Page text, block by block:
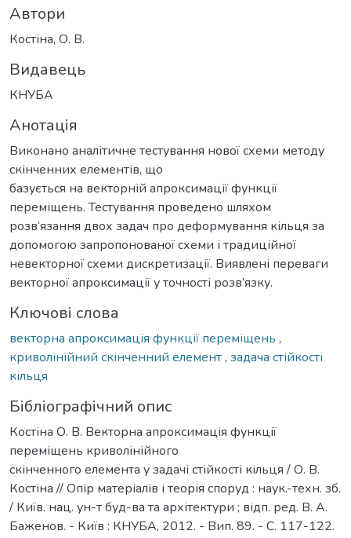
Автори
Костіна, О. В.
Видавець
КНУБА
Анотація
Виконано аналітичне тестування нової схеми методу
скінченних елементів, що
базується на векторній апроксимації функції
переміщень. Тестування проведено шляхом
розв’язання двох задач про деформування кільця за
допомогою запропонованої схеми і традиційної
невекторної схеми дискретизації. Виявлені переваги
векторної апроксимації у точності розв’язку.
Ключові слова
векторна апроксимація функції переміщень ,
криволінійний скінченний елемент, задача стійкості
кільця
Бібліографічний опис
Костіна О. В. Векторна апроксимація функції
переміщень криволінійного
скінченного елемента у задачі стійкості кільця / О. В.
Костіна // Опір матеріалів і теорія споруд : наук.-техн. зб.
/ Київ. нац. ун-т буд-ва та архітектури ; відп. ред. В. А.
Баженов. - Київ : КНУБА, 2012. - Вип. 89. - С. 117-122.